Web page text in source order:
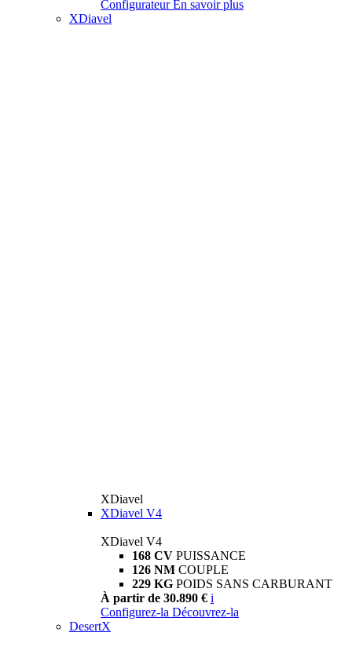
Configurateur En savoir plus
XDiavel
XDiavel
XDiavel V4
XDiavel V4
168 CV PUISSANCE
126 NM COUPLE
229 KG POIDS SANS CARBURANT
À partir de 30.890 € i
Configurez-la Découvrez-la
DesertX